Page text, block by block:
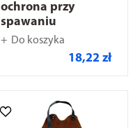
ochrona przy
spawaniu
Do koszyka
18,22 zł